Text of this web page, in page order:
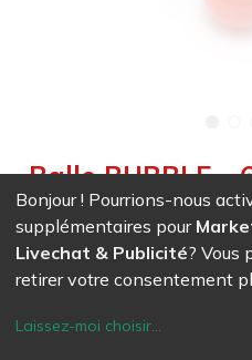
Balle BUBBLE -
Weight : 0,120kg| Weight
cm|Size :6,300cm
Super résistant, idéal pour les
le remplissage : sable,
Bonjour ! Pourrions-nous
supplémentaires pour
Livechat & Publicité? Vous
retirer votre consentement
Laissez-moi choisir...